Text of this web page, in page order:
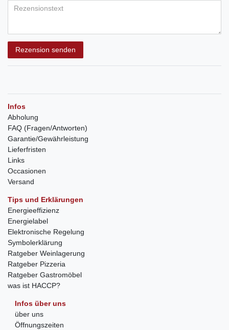
Rezension senden
Infos
Abholung
FAQ (Fragen/Antworten)
Garantie/Gewährleistung
Lieferfristen
Links
Occasionen
Versand
Tips und Erklärungen
Energieeffizienz
Energielabel
Elektronische Regelung
Symbolerklärung
Ratgeber Weinlagerung
Ratgeber Pizzeria
Ratgeber Gastromöbel
was ist HACCP?
Infos über uns
über uns
Öffnungszeiten